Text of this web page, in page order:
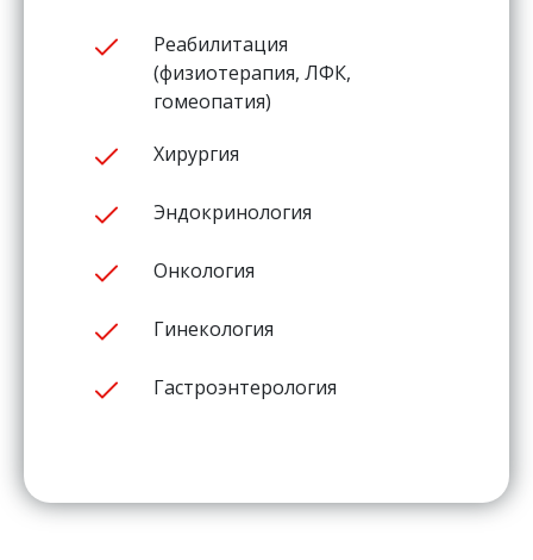
Реабилитация
(физиотерапия, ЛФК,
гомеопатия)
Хирургия
Эндокринология
Онкология
Гинекология
Гастроэнтерология